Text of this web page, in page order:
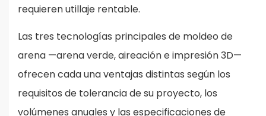
requieren utillaje rentable.
Las tres tecnologías principales de moldeo de
arena —arena verde, aireación e impresión 3D—
ofrecen cada una ventajas distintas según los
requisitos de tolerancia de su proyecto, los
volúmenes anuales y las especificaciones de